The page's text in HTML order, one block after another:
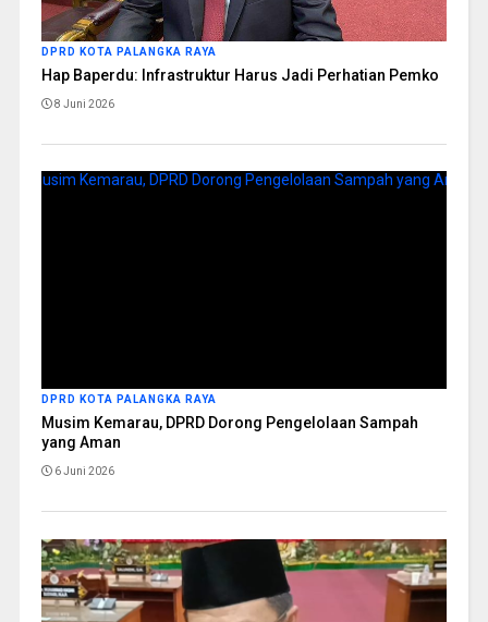
DPRD KOTA PALANGKA RAYA
Hap Baperdu: Infrastruktur Harus Jadi Perhatian Pemko
8 Juni 2026
DPRD KOTA PALANGKA RAYA
Musim Kemarau, DPRD Dorong Pengelolaan Sampah
yang Aman
6 Juni 2026